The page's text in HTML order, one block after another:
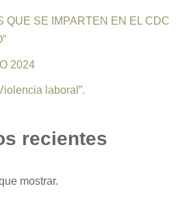
QUE SE IMPARTEN EN EL CDC
2024
laboral”.
recientes
mostrar.